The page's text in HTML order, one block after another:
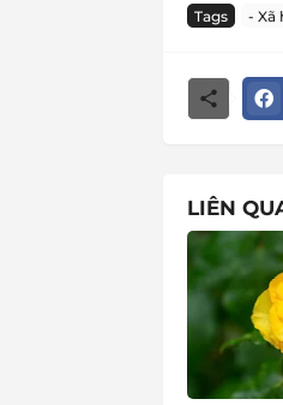
Tags - Xã
LIÊN